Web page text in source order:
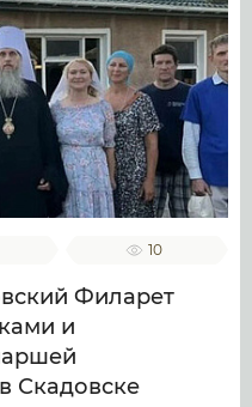
10
Филарет
и
Скадовске